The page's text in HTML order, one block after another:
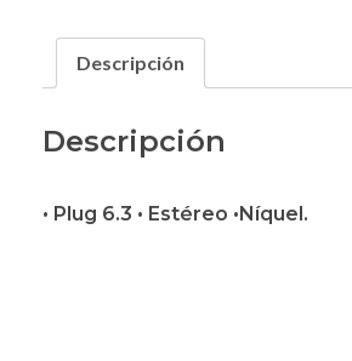
Descripción
Descripción
• Plug 6.3 • Estéreo •Níquel.